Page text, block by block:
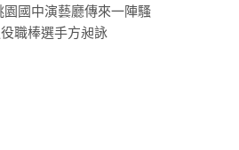
國中演藝廳傳來一陣騷
職棒選手方昶詠